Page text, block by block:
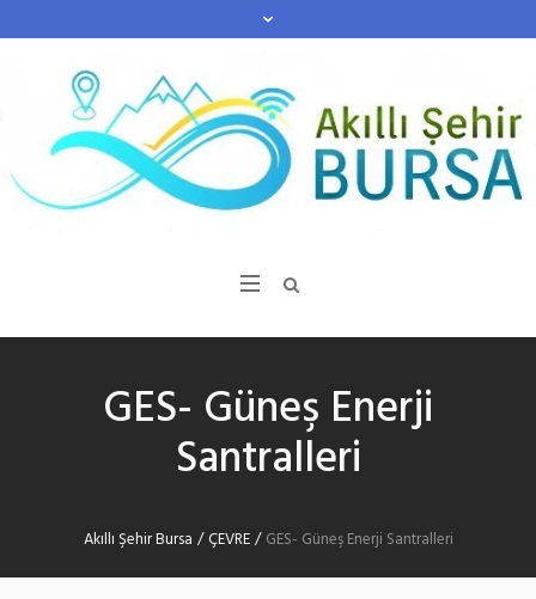
GES- Güneş Enerji
Santralleri
Akıllı Şehir Bursa /ÇEVRE /GES- Güneş Enerji Santralleri